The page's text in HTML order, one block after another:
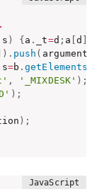
s ) { a . _t=d ; a [d
) . push ( arguments
s=b .
, '_MIXDESK' ) ;
) ;
) ;